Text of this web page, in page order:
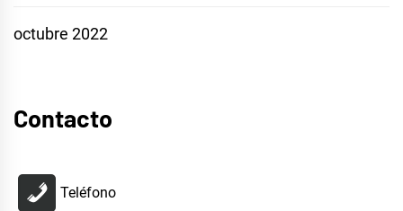
octubre 2022
Contacto
Teléfono